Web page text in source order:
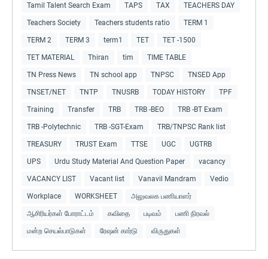
Tamil Talent Search Exam TAPS TAX TEACHERS DAY
Teachers Society Teachers students ratio TERM 1
TERM 2 TERM 3 term1 TET TET -1500
TET MATERIAL Thiran tim TIME TABLE
TN Press News TN school app TNPSC TNSED App
TNSET/NET TNTP TNUSRB TODAY HISTORY TPF
Training Transfer TRB TRB -BEO TRB -BT Exam
TRB -Polytechnic TRB -SGT-Exam TRB/TNPSC Rank list
TREASURY TRUST Exam TTSE UGC UGTRB
UPS Urdu Study Material And Question Paper vacancy
VACANCY LIST Vacant list Vanavil Mandram Vedio
Workplace WORKSHEET அலுவலக பணியாளர்
ஆசிரியர்கள் போராட்டம் கவிதை படிவம் பணி நிரவல்
மன்ற செயல்பாடுகள் ரேஷன் கார்டு விருதுகள்